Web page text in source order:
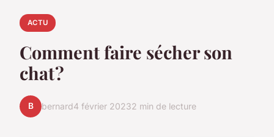
ACTU
Comment faire sécher son
chat ?
B bernard4 février 20232 min de lecture